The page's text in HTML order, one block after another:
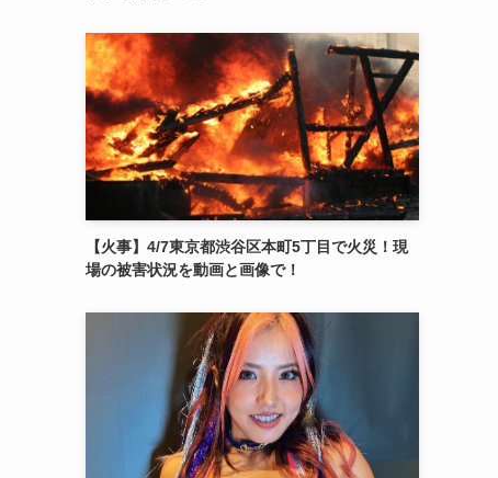
【火事】4/7東京都渋谷区本町5丁目で火災！現
場の被害状況を動画と画像で！